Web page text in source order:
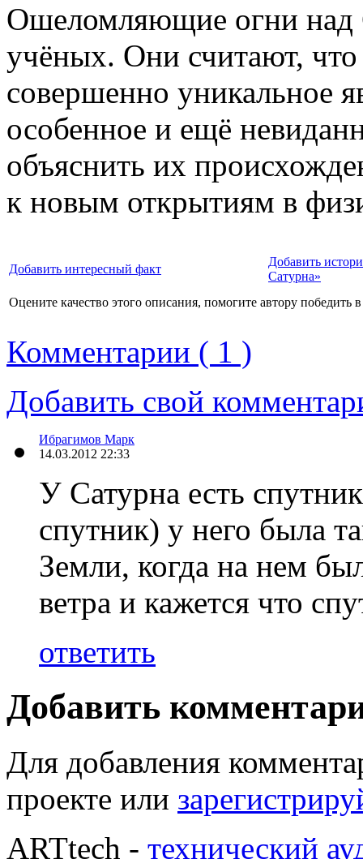
Ошеломляющие огни над
учёных. Они считают,
совершенно уникальное
особенное и ещё
объяснить их
к новым открытиям в
Добавить интересный факт
Добавить
Сатурна»
Оцените качество этого описания, помогите автору победить
Комментарии ( 1 )
Добавить свой
Ибрагимов Марк
14.03.2012 22:33
У Сатурна есть
спутник) у него была
Земли, когда на нем
ветра и кажется что
ответить
Добавить
Для добавления
проекте или
ARTtech - технический